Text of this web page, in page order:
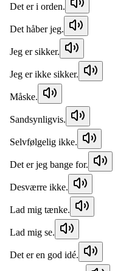
Det er i orden.
Det håber jeg.
Jeg er sikker.
Jeg er ikke sikker.
Måske.
Sandsynligvis.
Selvfølgelig ikke.
Det er jeg bange for.
Desværre ikke.
Lad mig tænke.
Lad mig se.
Det er en god idé.